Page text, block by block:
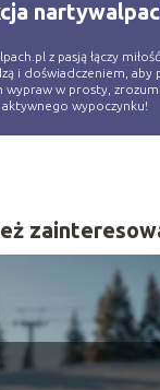
z pasją łączy
i doświadczeniem, aby
w prosty,
wypoczynku!